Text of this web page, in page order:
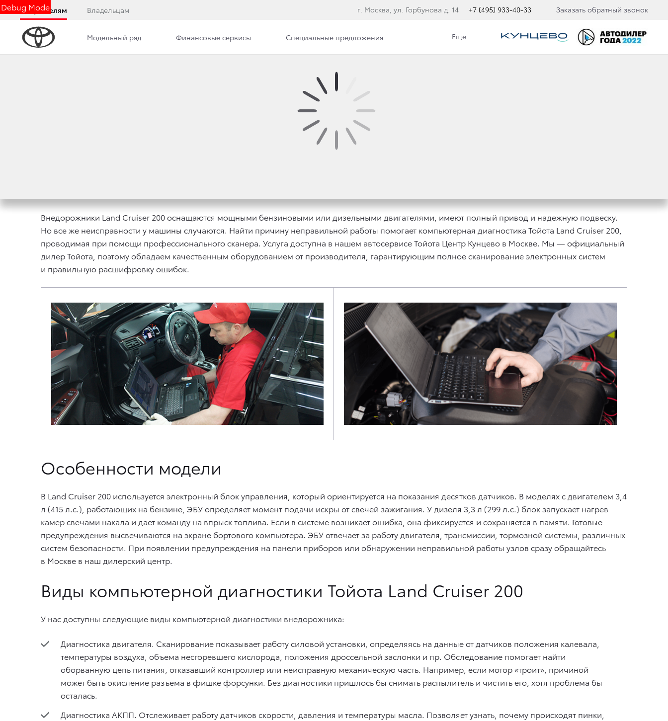
Debug Mode
Покупателям Владельцам г. Москва, ул. Горбунова д. 14 +7 (495) 933-40-33 Заказать обратный звонок
Модельный ряд Финансовые сервисы Специальные предложения Еще
КОМПЬЮТЕРНАЯ ДИАГНОСТИКА ТОЙОТА LAND CRUISER
Внедорожники Land Cruiser 200 оснащаются мощными бензиновыми или дизельными двигателями, имеют полный привод и надежную подвеску.
Но все же неисправности у машины случаются. Найти причину неправильной работы помогает компьютерная диагностика Тойота Land Cruiser 200,
проводимая при помощи профессионального сканера. Услуга доступна в нашем автосервисе Тойота Центр Кунцево в Москве. Мы — официальный
дилер Тойота, поэтому обладаем качественным оборудованием от производителя, гарантирующим полное сканирование электронных систем
и правильную расшифровку ошибок.
Особенности модели
В Land Cruiser 200 используется электронный блок управления, который ориентируется на показания десятков датчиков. В моделях с двигателем 3,4
л (415 л.с.), работающих на бензине, ЭБУ определяет момент подачи искры от свечей зажигания. У дизеля 3,3 л (299 л.с.) блок запускает нагрев
камер свечами накала и дает команду на впрыск топлива. Если в системе возникает ошибка, она фиксируется и сохраняется в памяти. Готовые
предупреждения высвечиваются на экране бортового компьютера. ЭБУ отвечает за работу двигателя, трансмиссии, тормозной системы, различных
систем безопасности. При появлении предупреждения на панели приборов или обнаружении неправильной работы узлов сразу обращайтесь
в Москве в наш дилерский центр.
Виды компьютерной диагностики Тойота Land Cruiser 200
У нас доступны следующие виды компьютерной диагностики внедорожника:
Диагностика двигателя. Сканирование показывает работу силовой установки, определяясь на данные от датчиков положения калевала,
температуры воздуха, объема несгоревшего кислорода, положения дроссельной заслонки и пр. Обследование помогает найти
оборванную цепь питания, отказавший контроллер или неисправную механическую часть. Например, если мотор «троит», причиной
может быть окисление разъема в фишке форсунки. Без диагностики пришлось бы снимать распылитель и чистить его, хотя проблема бы
осталась.
Диагностика АКПП. Отслеживает работу датчиков скорости, давления и температуры масла. Позволяет узнать, почему происходят пинки,